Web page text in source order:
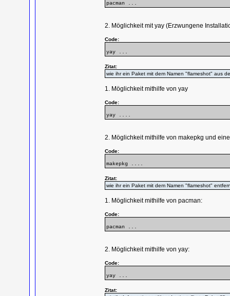
pacman ...
2. Möglichkeit mit yay (Erzwungene
Code:
yay ...
Zitat:
wie ihr ein Paket mit dem Namen "flameshot" aus
1. Möglichkeit mithilfe von yay
Code:
yay ....
2. Möglichkeit mithilfe von makepkg und
Code:
makepkg ....
Zitat:
wie ihr ein Paket mit dem Namen "flameshot"
1. Möglichkeit mithilfe von pacman:
Code:
pacman ...
2. Möglichkeit mithilfe von yay:
Code:
yay ...
Zitat: